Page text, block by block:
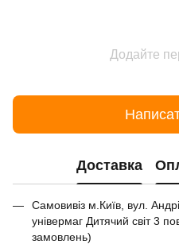
Додайте
Доставка
Самовивіз м.Київ, вул.
універмаг Дитячий світ 3
замовлень)